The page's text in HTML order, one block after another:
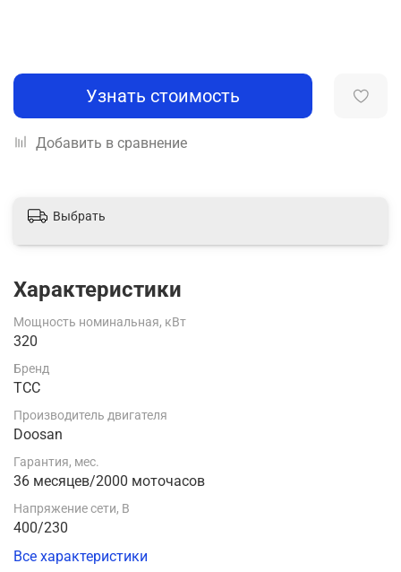
Узнать стоимость
Добавить в сравнение
Выбрать
Характеристики
Мощность номинальная, кВт
320
Бренд
ТСС
Производитель двигателя
Doosan
Гарантия, мес.
36 месяцев/2000 моточасов
Напряжение сети, В
400/230
Все характеристики